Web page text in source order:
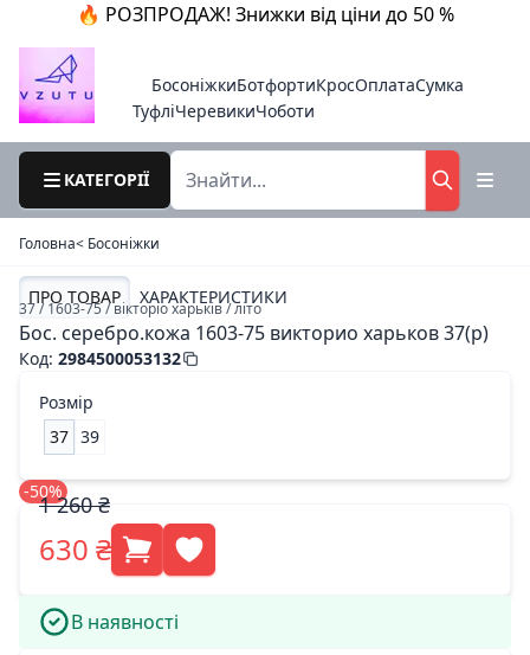
🔥 РОЗПРОДАЖ! Знижки від ціни до 50 %
БосоніжкиБотфортиКросОплатаСумка
ТуфліЧеревикиЧоботи
КАТЕГОРІЇ
Головна< Босоніжки
ПРО ТОВАР ХАРАКТЕРИСТИКИ
37 / 1603-75 / вікторіо харьків / літо
Бос. серебро.кожа 1603-75 викторио харьков 37(р)
Код: 2984500053132
Розмір
37 39
-50%
1 260 ₴
630 ₴
В наявності